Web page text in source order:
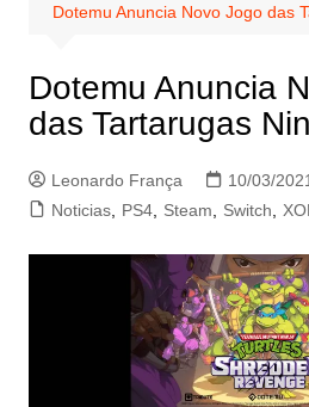
Dotemu Anuncia Novo Jogo das
Dotemu Anuncia
das Tartarugas
Leonardo França 10/03/2021
Noticias, PS4, Steam Switch